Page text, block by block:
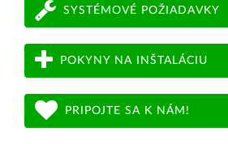
SYSTÉMOVÉ POŽIADAVKY
POKYNY NA INŠTALÁCIU
PRIPOJTE SA K NÁM!